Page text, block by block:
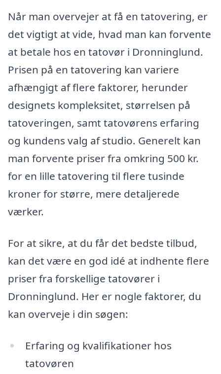
Når man overvejer at få en tatovering, er
det vigtigt at vide, hvad man kan forvente
at betale hos en tatovør i Dronninglund.
Prisen på en tatovering kan variere
afhængigt af flere faktorer, herunder
designets kompleksitet, størrelsen på
tatoveringen, samt tatovørens erfaring
og kundens valg af studio. Generelt kan
man forvente priser fra omkring 500 kr.
for en lille tatovering til flere tusinde
kroner for større, mere detaljerede
værker.
For at sikre, at du får det bedste tilbud,
kan det være en god idé at indhente flere
priser fra forskellige tatovører i
Dronninglund. Her er nogle faktorer, du
kan overveje i din søgen:
Erfaring og kvalifikationer hos
tatovøren